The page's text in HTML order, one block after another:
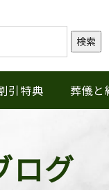
引特典 葬儀と
検索
ログ